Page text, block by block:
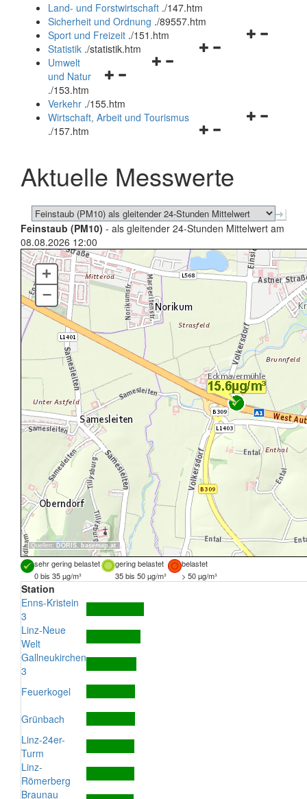
und
schließen
Land- und Forstwirtschaft ./147.htm
Sicherheit und Ordnung ./89557.htm
Navigationsmenü
Sport und Freizeit ./151.htm
Navigationsmenü
Statistik ./statistik.htm
Navigationsmenü
und
schließen
Umwelt
und Natur
./153.htm
Verkehr ./155.htm
Navigationsmenü
schließen
Wirtschaft, Arbeit und Tourismus
./157.htm
Aktuelle Messwerte
Feinstaub (PM10) - als gleitender 24-Stunden Mittelwert am
08.08.2026 12:00
Quellen: DORIS, basemap.at
+
–
sehr gering belastet gering belastet
belastet
0 bis 35 µg/m³
35 bis 50 µg/m³ > 50 µg/m³
Station
Enns-Kristein
3
Linz-Neue
Welt
Gallneukirchen
3
Feuerkogel
Grünbach
Linz-24er-
Turm
Linz-
Römerberg
Braunau